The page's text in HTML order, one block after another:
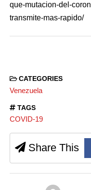
que-mutacion-del-
transmite-mas-rapido/
CATEGORIES
Venezuela
TAGS
COVID-19
Share This